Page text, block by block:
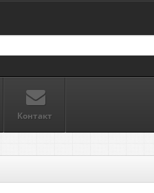
Контакт